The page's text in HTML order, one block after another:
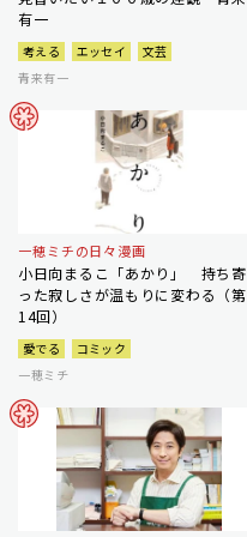
有一
考える エッセイ
文芸
青来有一
一穂ミチの日々漫画
小日向まるこ「あかり」 持ち寄
った寂しさが温もりに変わる（第
14回）
愛でる
コミック
一穂ミチ